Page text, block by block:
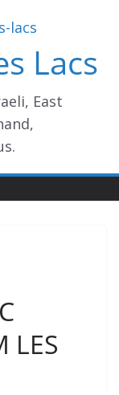
Lacs
East
LES